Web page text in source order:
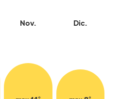
Nov. Dic.